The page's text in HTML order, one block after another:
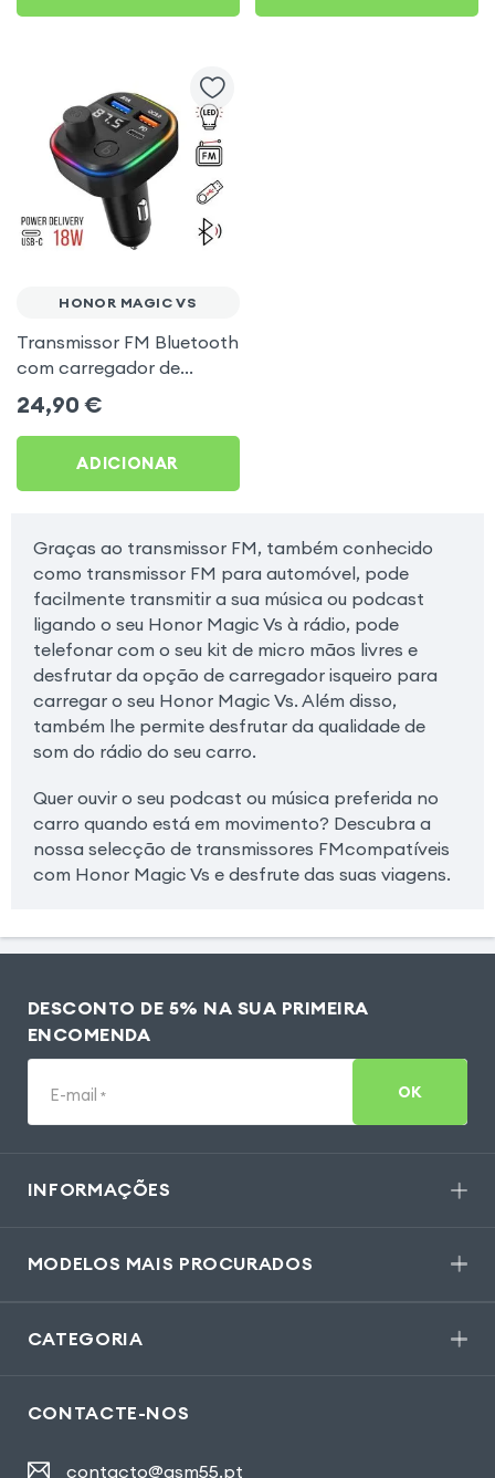
HONOR MAGIC VS
Transmissor FM Bluetooth
com carregador de
isqueiro USB / USB-C, C2 -
Preto para Honor Magic
Vs
24,90 €
ADICIONAR
Graças ao transmissor FM, também conhecido
como transmissor FM para automóvel, pode
facilmente transmitir a sua música ou podcast
ligando o seu Honor Magic Vs à rádio, pode
telefonar com o seu kit de micro mãos livres e
desfrutar da opção de carregador isqueiro para
carregar o seu Honor Magic Vs. Além disso,
também lhe permite desfrutar da qualidade de
som do rádio do seu carro.
Quer ouvir o seu podcast ou música preferida no
carro quando está em movimento? Descubra a
nossa selecção de transmissores FMcompatíveis
com Honor Magic Vs e desfrute das suas viagens.
DESCONTO DE 5% NA SUA PRIMEIRA
ENCOMENDA
E-mail * OK
INFORMAÇÕES
MODELOS MAIS PROCURADOS
CATEGORIA
CONTACTE-NOS
contacto@gsm55.pt